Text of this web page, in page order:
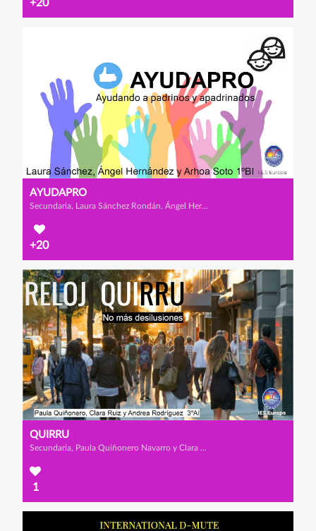
+20
AYUDAPRO
Secundaria, Laura Sánchez Rondán, Ángel Hernández Asensio y Arhoa Soto Jordán
+20
QUIRRU
Secundaria, Paula Quiñonero Navarro y Clara Ruiz Salas
1